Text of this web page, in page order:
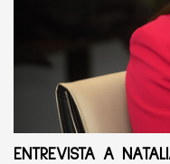
ENTREVISTA A